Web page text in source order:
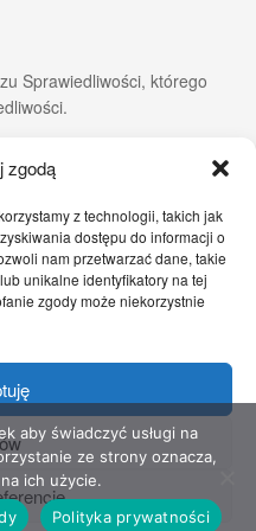
zgodą
z technologii, takich jak
dostępu do informacji o
nam przetwarzać dane, takie
unikalne identyfikatory na tej
zgody może niekorzystnie
Sprawiedliwości, którego
Sport
Zdrowie
Zdrowia - Wszelkie prawa
aby świadczyć usługi na
ze strony oznacza,
ich użycie.
Polityka prywatności